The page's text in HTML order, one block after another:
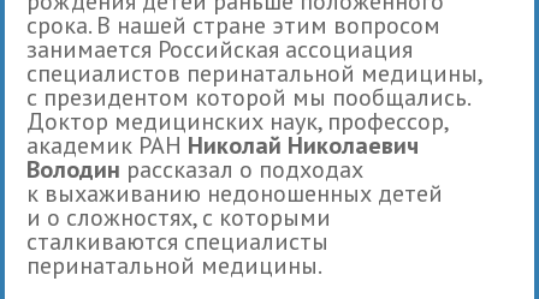
срока. В нашей стране этим вопросом
занимается Российская ассоциация
специалистов перинатальной медицины,
с президентом которой мы пообщались.
Доктор медицинских наук, профессор,
академик РАН Николай Николаевич
Володин рассказал о подходах
к выхаживанию недоношенных детей
и о сложностях, с которыми
сталкиваются специалисты
перинатальной медицины.